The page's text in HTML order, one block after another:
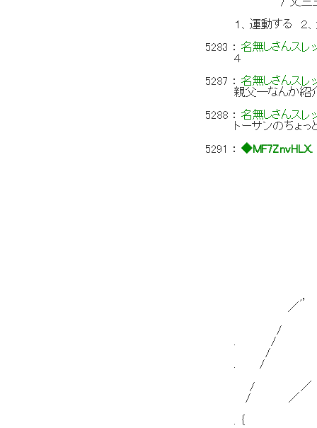
１、運動する ２
5283 ：名無しさんス
４
5287 ：名無しさんス
親父―なんか紹
5288 ：名無しさんス
トーサンのちょ
5291
：◆MF7ZnvHLX.
. ´
/ / :
/|: : :
′ :|〈
| : :仏r=ﾐ
| : :|〈
| : :|
| : 八
:. ￤ :|介
_八ﾊ|: :
,， ´⌒ﾞ'
／ {| ｛
|} 、 〈
/
. / / |}′
/ ｲ
. /
八
/ ／ ｛
/ ／ （,
ﾉ{ﾆ=‐ｯ-‐
. ｛ ／/: